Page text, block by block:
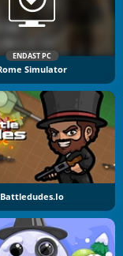
ENDAST PC
Simulator
Battledudes.io